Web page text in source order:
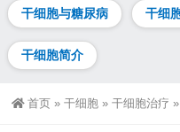
干细胞与糖尿病 干细
干细胞简介
首页 » 干细胞 » 干细胞治疗 »